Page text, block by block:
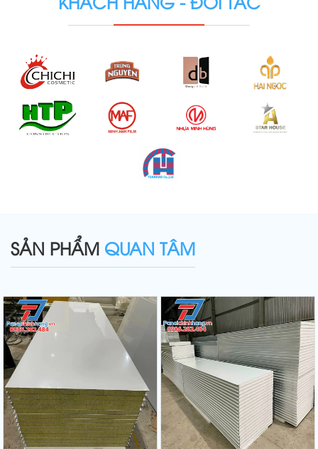
SẢN PHẨM QUAN TÂM